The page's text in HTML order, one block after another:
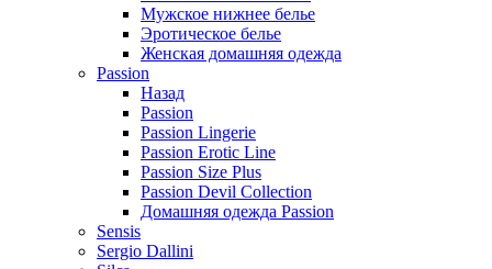
Мужское нижнее белье
Эротическое белье
Женская домашняя одежда
Passion
Назад
Passion
Passion Lingerie
Passion Erotic Line
Passion Size Plus
Passion Devil Collection
Домашняя одежда Passion
Sensis
Sergio Dallini